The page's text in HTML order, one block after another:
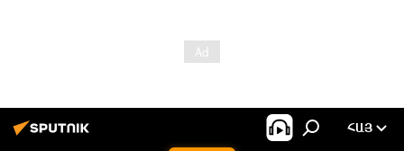
ՀԱՅ